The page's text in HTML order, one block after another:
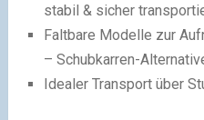
stabil & sicher
Faltbare Modelle zur
– Schubkarren-
Idealer Transport über